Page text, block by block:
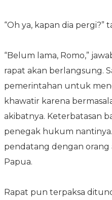
“Oh ya, kapan dia pergi?”
“Belum lama, Romo,”
rapat akan berlangsung.
pemerintahan untuk
khawatir karena
akibatnya. Keterbatasan
penegak hukum
pendatang dengan orang
Papua.
Rapat pun terpaksa